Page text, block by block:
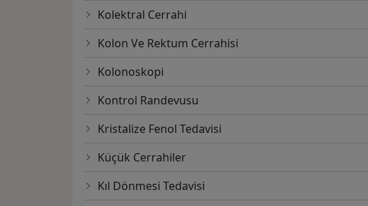
Kolektral Cerrahi
Kolon Ve Rektum Cerrahisi
Kolonoskopi
Kontrol Randevusu
Kristalize Fenol Tedavisi
Küçük Cerrahiler
Kıl Dönmesi Tedavisi